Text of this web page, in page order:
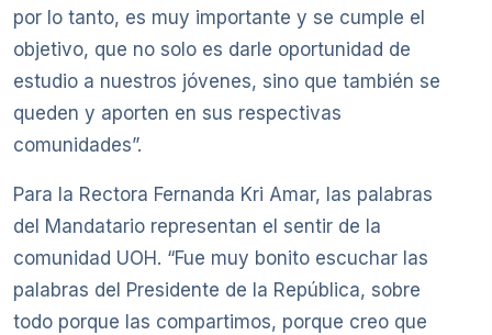
por lo tanto, es muy importante y se cumple el
objetivo, que no solo es darle oportunidad de
estudio a nuestros jóvenes, sino que también se
queden y aporten en sus respectivas
comunidades”.
Para la Rectora Fernanda Kri Amar, las palabras
del Mandatario representan el sentir de la
comunidad UOH. “Fue muy bonito escuchar las
palabras del Presidente de la República, sobre
todo porque las compartimos, porque creo que